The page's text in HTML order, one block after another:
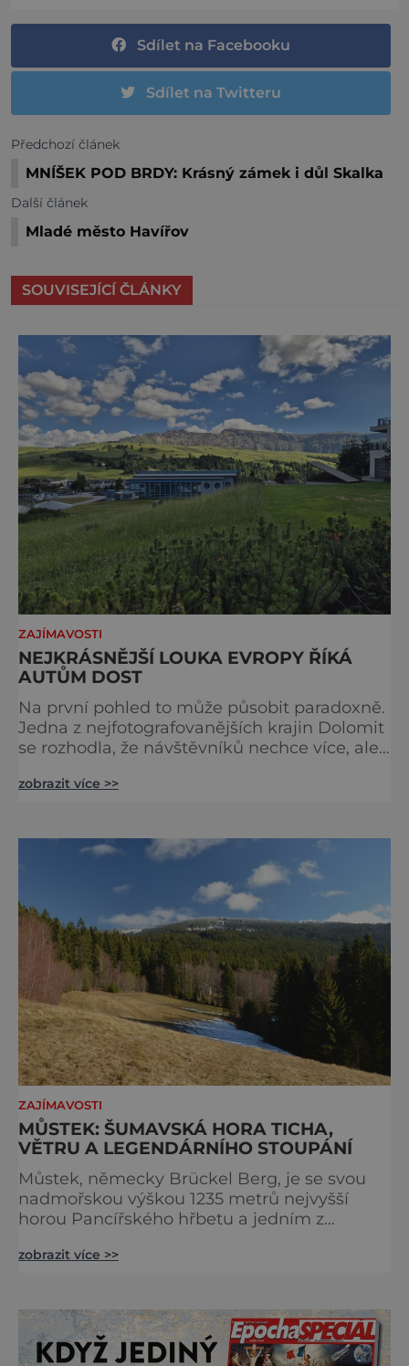
Sdílet na Facebooku
Sdílet na Twitteru
Předchozí článek
MNÍŠEK POD BRDY: Krásný zámek i důl Skalka
Další článek
Mladé město Havířov
SOUVISEJÍCÍ ČLÁNKY
ZAJÍMAVOSTI
NEJKRÁSNĚJŠÍ LOUKA EVROPY ŘÍKÁ
AUTŮM DOST
Na první pohled to může působit paradoxně.
Jedna z nejfotografovanějších krajin Dolomit
se rozhodla, že návštěvníků nechce více, ale
louka v Evropě, zavádí od léta 2026 nová
přijíždějí. Nejde o boj proti turistům. Jde o
ochranu krajiny, která už nechce být obětí
vlastního úspě
zobrazit více >>
ZAJÍMAVOSTI
MŮSTEK: ŠUMAVSKÁ HORA TICHA,
VĚTRU A LEGENDÁRNÍHO STOUPÁNÍ
Můstek, německy Brückel Berg, je se svou
nadmořskou výškou 1235 metrů nejvyšší
horou Pancířského hřbetu a jedním z
Šumavy. Přestože nestojí v centru hlavních
Můstek si dodnes uchovává syrový horský
charakter, klid a zvláštní atmosféru
šumavských hřebenů, kde se střídá hustý les
zobrazit více >>